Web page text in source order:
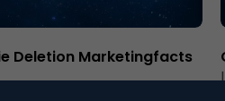
Deletion Marketingfacts